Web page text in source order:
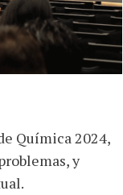
Química 2024,
y
reparto desigual
es mayor
esfuerzo